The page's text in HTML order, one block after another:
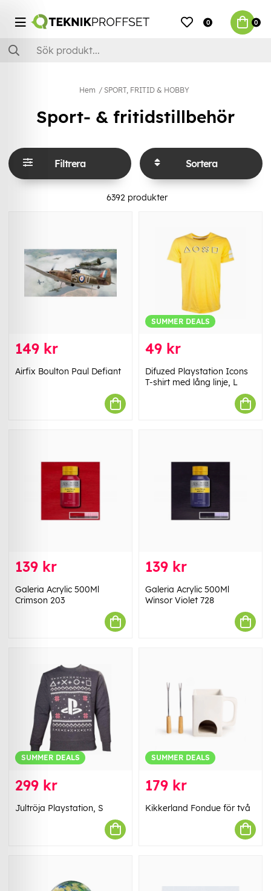
0 0
Hem SPORT, FRITID & HOBBY
Sport- & fritidstillbehör
Filtrera Sortera
6392produkter
149 kr
Airfix Boulton Paul Defiant
SUMMER DEALS
49 kr
Difuzed Playstation Icons
T-shirt med lång linje, L
139 kr
Galeria Acrylic 500Ml
Crimson 203
139 kr
Galeria Acrylic 500Ml
Winsor Violet 728
SUMMER DEALS
299 kr
Jultröja Playstation, S
SUMMER DEALS
179 kr
Kikkerland Fondue för två